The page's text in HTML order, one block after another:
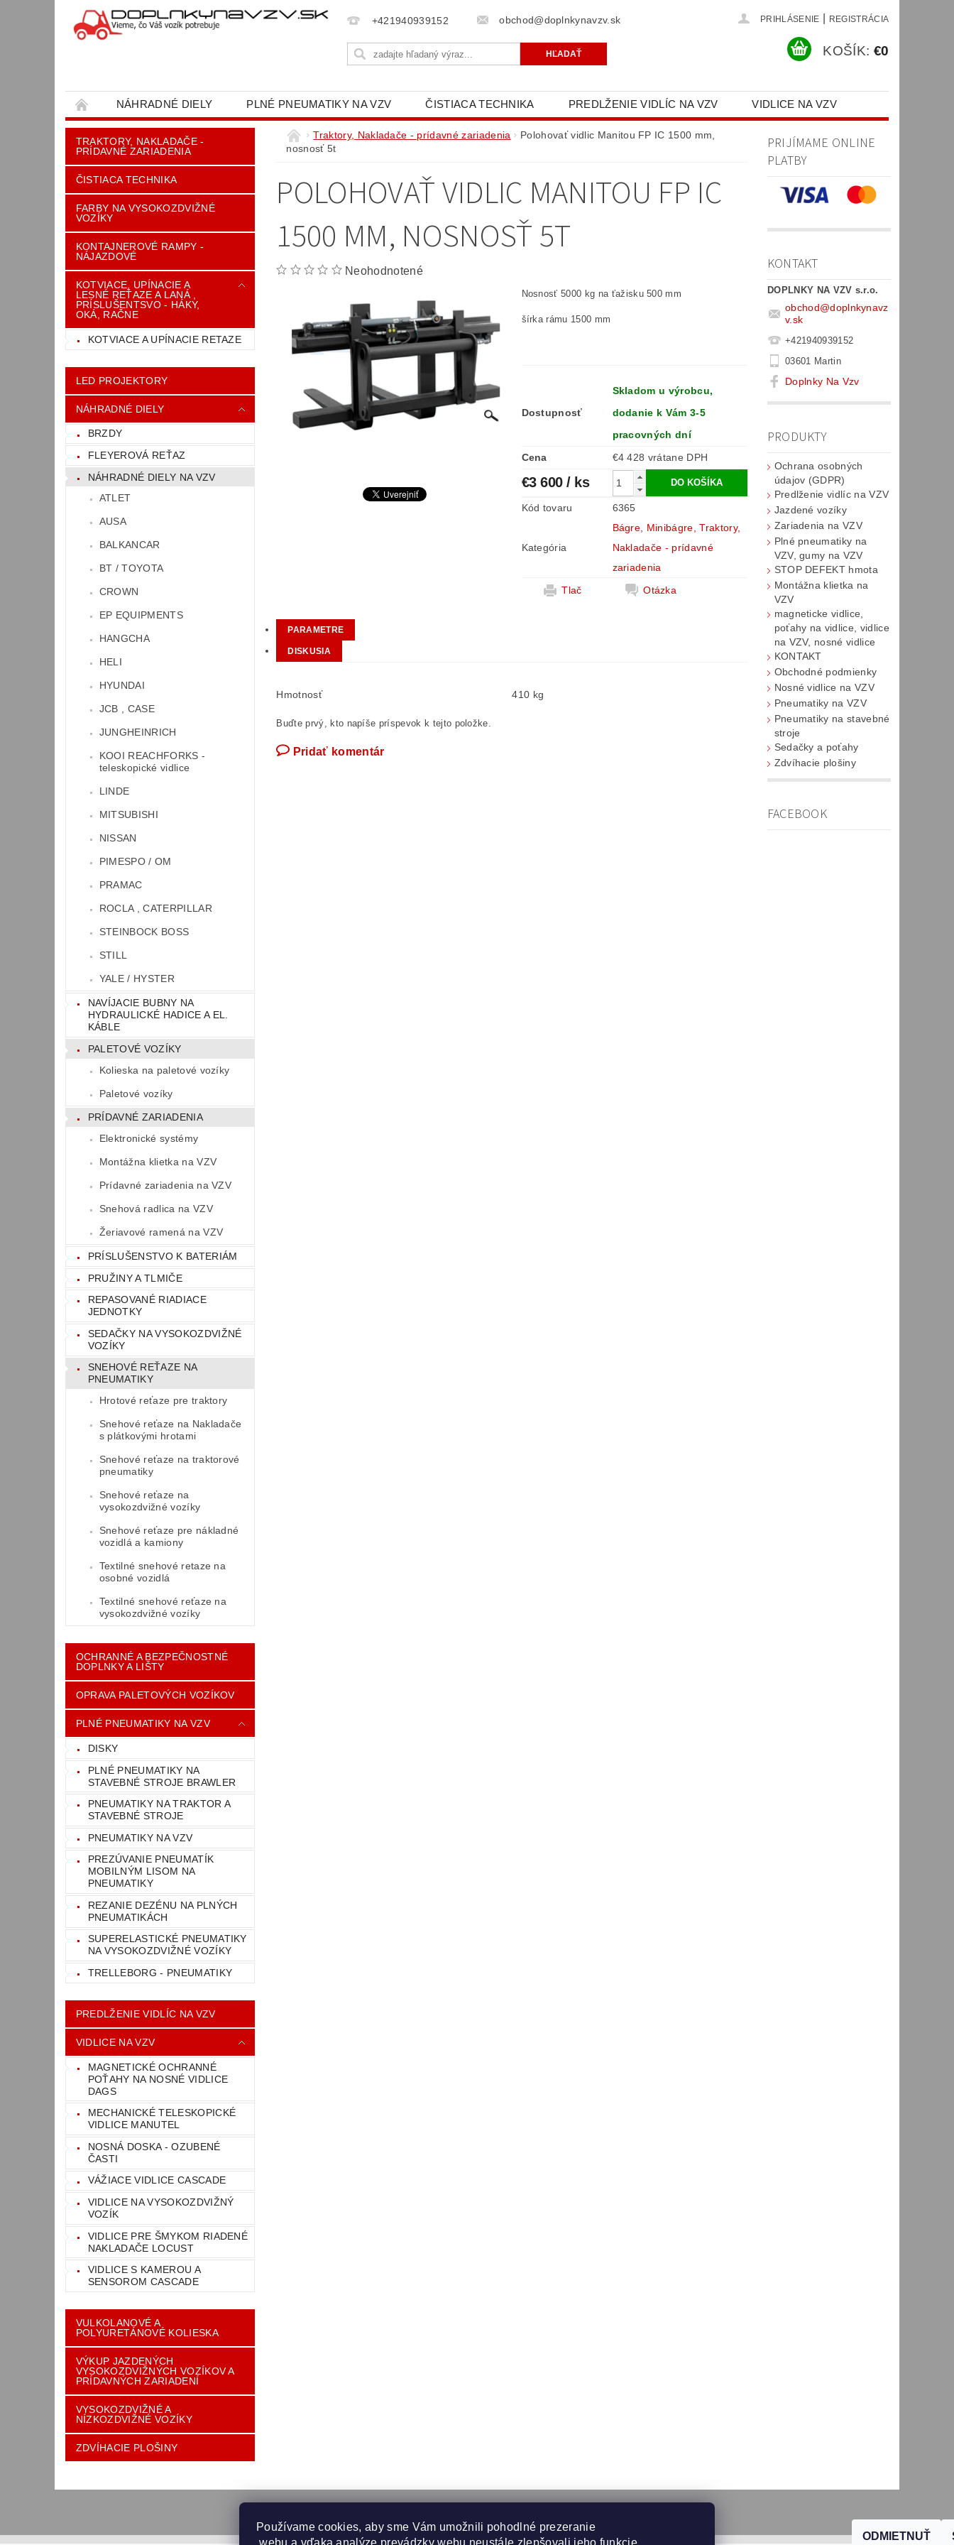
+421940939152 obchod@doplnkynavzv.sk PRIHLÁSENIE REGISTRÁCIA
KOŠÍK: €0
NÁHRADNÉ DIELY PLNÉ PNEUMATIKY NA VZV ČISTIACA TECHNIKA PREDLŽENIE VIDLÍC NA VZV VIDLICE NA VZV
OBCHODNÉ PODMIENKY KONTAKT NAPÍŠTE NÁM OCHRANA OSOBNÝCH ÚDAJOV (GDPR)
TRAKTORY, NAKLADAČE -
PRÍDAVNÉ ZARIADENIA
ČISTIACA TECHNIKA
FARBY NA VYSOKOZDVIŽNÉ
VOZÍKY
KONTAJNEROVÉ RAMPY -
NÁJAZDOVÉ
KOTVIACE, UPÍNACIE A
LESNÉ REŤAZE A LANÁ ,
PRÍSLUŠENTSVO - HÁKY,
OKÁ, RAČNE
KOTVIACE A UPÍNACIE RETAZE
LED PROJEKTORY
NÁHRADNÉ DIELY
BRZDY
FLEYEROVÁ REŤAZ
NÁHRADNÉ DIELY NA VZV
ATLET
AUSA
BALKANCAR
BT / TOYOTA
CROWN
EP EQUIPMENTS
HANGCHA
HELI
HYUNDAI
JCB , CASE
JUNGHEINRICH
KOOI REACHFORKS -
teleskopické vidlice
LINDE
MITSUBISHI
NISSAN
PIMESPO / OM
PRAMAC
ROCLA , CATERPILLAR
STEINBOCK BOSS
STILL
YALE / HYSTER
NAVÍJACIE BUBNY NA
HYDRAULICKÉ HADICE A EL.
KÁBLE
PALETOVÉ VOZÍKY
Kolieska na paletové vozíky
Paletové vozíky
PRÍDAVNÉ ZARIADENIA
Elektronické systémy
Montážna klietka na VZV
Prídavné zariadenia na VZV
Snehová radlica na VZV
Žeriavové ramená na VZV
PRÍSLUŠENSTVO K BATERIÁM
PRUŽINY A TLMIČE
REPASOVANÉ RIADIACE
JEDNOTKY
SEDAČKY NA VYSOKOZDVIŽNÉ
VOZÍKY
SNEHOVÉ REŤAZE NA
PNEUMATIKY
Hrotové reťaze pre traktory
Snehové reťaze na Nakladače
s plátkovými hrotami
Snehové reťaze na traktorové
pneumatiky
Snehové reťaze na
vysokozdvižné vozíky
Snehové reťaze pre nákladné
vozidlá a kamiony
Textilné snehové retaze na
osobné vozidlá
Textilné snehové reťaze na
vysokozdvižné vozíky
OCHRANNÉ A BEZPEČNOSTNÉ
DOPLNKY A LIŠTY
OPRAVA PALETOVÝCH VOZÍKOV
PLNÉ PNEUMATIKY NA VZV
DISKY
PLNÉ PNEUMATIKY NA
STAVEBNÉ STROJE BRAWLER
PNEUMATIKY NA TRAKTOR A
STAVEBNÉ STROJE
PNEUMATIKY NA VZV
PREZÚVANIE PNEUMATÍK
MOBILNÝM LISOM NA
PNEUMATIKY
REZANIE DEZÉNU NA PLNÝCH
PNEUMATIKÁCH
SUPERELASTICKÉ PNEUMATIKY
NA VYSOKOZDVIŽNÉ VOZÍKY
TRELLEBORG - PNEUMATIKY
PREDLŽENIE VIDLÍC NA VZV
VIDLICE NA VZV
MAGNETICKÉ OCHRANNÉ
POŤAHY NA NOSNÉ VIDLICE
DAGS
MECHANICKÉ TELESKOPICKÉ
VIDLICE MANUTEL
NOSNÁ DOSKA - OZUBENÉ
ČASTI
VÁŽIACE VIDLICE CASCADE
VIDLICE NA VYSOKOZDVIŽNÝ
VOZÍK
VIDLICE PRE ŠMYKOM RIADENÉ
NAKLADAČE LOCUST
VIDLICE S KAMEROU A
SENSOROM CASCADE
VULKOLANOVÉ A
POLYURETÁNOVÉ KOLIESKA
VÝKUP JAZDENÝCH
VYSOKOZDVIŽNÝCH VOZÍKOV A
PRÍDAVNÝCH ZARIADENÍ
VYSOKOZDVIŽNÉ A
NÍZKOZDVIŽNÉ VOZÍKY
ZDVÍHACIE PLOŠINY
Traktory, Nakladače - prídavné zariadenia
Polohovať vidlic Manitou FP IC 1500 mm,
nosnosť 5t
POLOHOVAŤ VIDLIC MANITOU FP IC
1500 MM, NOSNOSŤ 5T
Neohodnotené
Nosnosť 5000 kg na ťažisku 500 mm
šírka rámu 1500 mm
Dostupnosť
Skladom u výrobcu,
dodanie k Vám 3-5
pracovných dní
Cena
€4 428 vrátane DPH
€3 600/ ks
Kód tovaru 6365
Kategória
Bágre, Minibágre, Traktory,
Nakladače - prídavné
zariadenia
Tlač
Otázka
PARAMETRE
DISKUSIA
Hmotnosť 410 kg
Buďte prvý, kto napíše príspevok k tejto položke.
Pridať komentár
PRIJÍMAME ONLINE
PLATBY
KONTAKT
DOPLNKY NA VZV s.r.o.
obchod@doplnkynavz
v.sk
+421940939152
03601 Martin
Doplnky Na Vzv
PRODUKTY
Ochrana osobných
údajov (GDPR)
Predlženie vidlíc na VZV
Jazdené vozíky
Zariadenia na VZV
Plné pneumatiky na
VZV, gumy na VZV
STOP DEFEKT hmota
Montážna klietka na
VZV
magneticke vidlice,
poťahy na vidlice, vidlice
na VZV, nosné vidlice
KONTAKT
Obchodné podmienky
Nosné vidlice na VZV
Pneumatiky na VZV
Pneumatiky na stavebné
stroje
Sedačky a poťahy
Zdvíhacie plošiny
FACEBOOK
Používame cookies, aby sme Vám umožnili pohodlné prezeranie
webu a vďaka analýze prevádzky webu neustále zlepšovali jeho funkcie,
ODMIETNUŤ